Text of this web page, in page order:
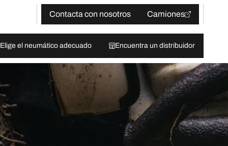
Contacta con nosotros
Camiones
Elige el neumático adecuado Encuentra un distribuidor